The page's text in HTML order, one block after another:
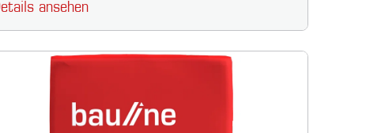
ansehen